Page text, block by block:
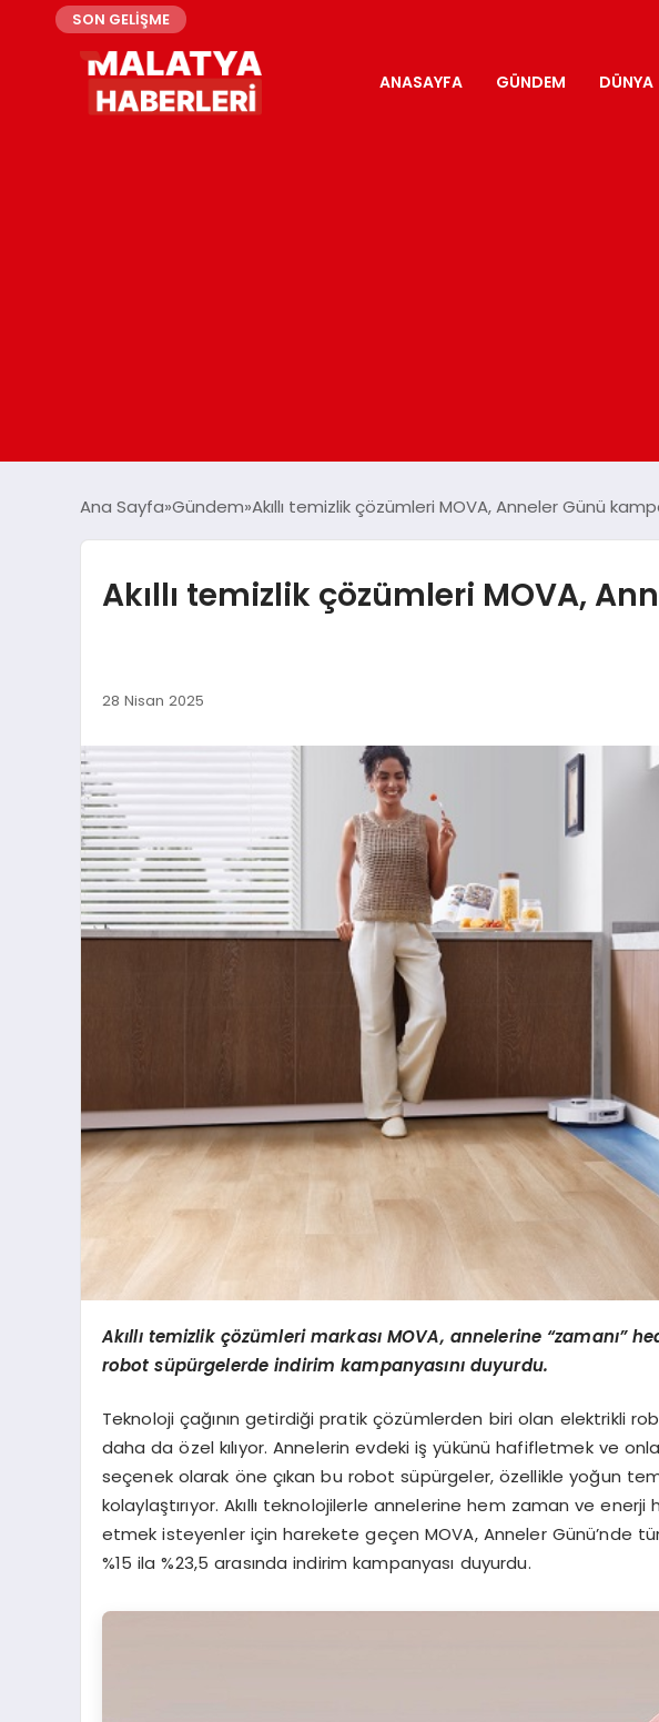
SON GELİŞME
ANASAYFA GÜNDEM DÜNYA
Ana Sayfa Gündem Akıllı temizlik çözümleri MOVA, Anneler Günü
Akıllı temizlik çözümleri MOVA,
28 Nisan 2025
Akıllı temizlik çözümleri markası MOVA, annelerine “zamanı”
robot süpürgelerde indirim kampanyasını duyurdu.
Teknoloji çağının getirdiği pratik çözümlerden biri olan elektrikli
daha da özel kılıyor. Annelerin evdeki iş yükünü hafifletmek ve
seçenek olarak öne çıkan bu robot süpürgeler, özellikle yoğun
kolaylaştırıyor. Akıllı teknolojilerle annelerine hem zaman ve
etmek isteyenler için harekete geçen MOVA, Anneler Günü’nde
%15 ila %23,5 arasında indirim kampanyası duyurdu.